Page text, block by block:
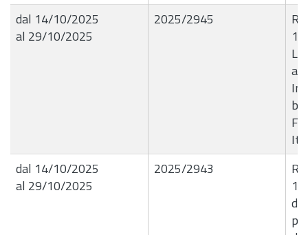
dal 14/10/2025
al 29/10/2025
2025/2945
In
dal 14/10/2025
al 29/10/2025
2025/2943
di